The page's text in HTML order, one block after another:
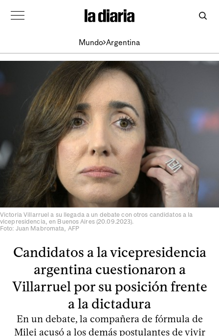
Mundo Argentina
Victoria Villarruel a su llegada a un debate con otros candidatos a la
vicepresidencia, en Buenos Aires (20.09.2023).
Foto: Juan Mabromata, AFP
Candidatos a la vicepresidencia
argentina cuestionaron a
Villarruel por su posición frente
a la dictadura
En un debate, la compañera de fórmula de
Milei acusó a los demás postulantes de vivir